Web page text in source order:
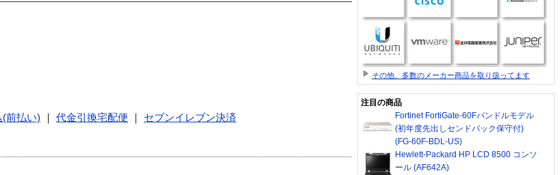
前払い) 代金引換宅配便
セブンイレブン決済
その他、多数のメーカー商品を取り扱ってます
注目の商品
Fortinet FortiGate-60Fバンドルモデル
(初年度先出しセンドバック保守付)
(FG-60F-BDL-US)
Hewlett-Packard HP LCD 8500 コンソ
ール (AF642A)